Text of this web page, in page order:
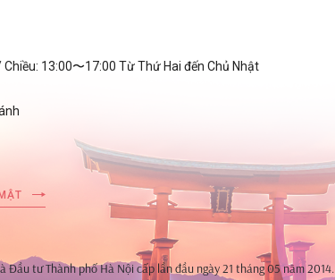
13:00〜17:00 Từ Thứ Hai đến Chủ Nhật
Đầu tư Thành phố Hà Nội cấp lần đầu ngày 21 tháng 05 năm 2014.